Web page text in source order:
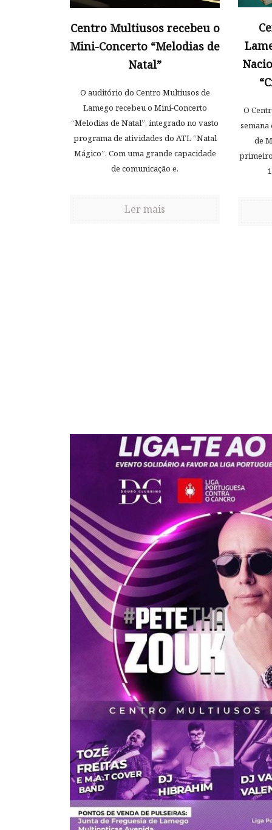
Centro Multiusos recebeu o
Mini-Concerto “Melodias de
Natal”
O auditório do Centro Multiusos de
Lamego recebeu o Mini-Concerto
“Melodias de Natal”, integrado no vasto
programa de atividades do ATL “Natal
Mágico”. Com uma grande capacidade
de comunicação e.
Ler mais
O
semana
de